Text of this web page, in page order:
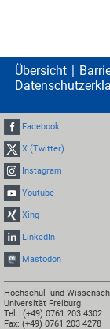
Übersicht
Facebook
X (Twitter)
Instagram
Youtube
Xing
LinkedIn
Mastodon
Hochschul- und
Universität Freiburg
Tel.: (+49) 0761 203 4302
Fax: (+49) 0761 203 4278